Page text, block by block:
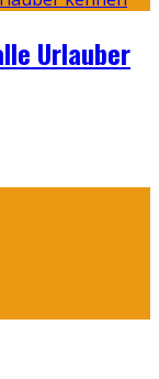
Urlauber